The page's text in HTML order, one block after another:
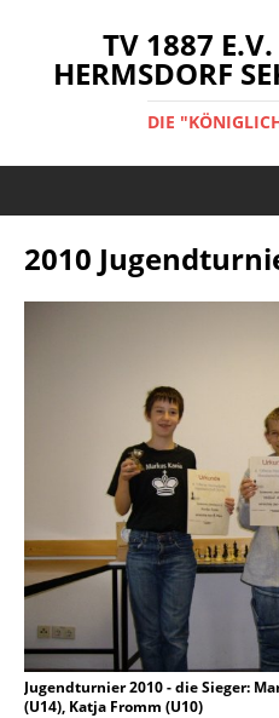
TV 1887
HERMSDORF
DIE
2010
Jugendturnier 2010 - die Sieger:
(U14), Katja Fromm (U10)